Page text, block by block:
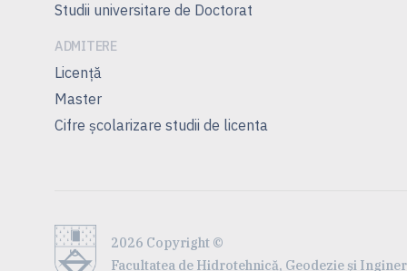
Studii universitare de Doctorat
ADMITERE
Licență
Master
Cifre școlarizare studii de licenta
2026 Copyright ©
Facultatea de Hidrotehnică, Geodezie şi